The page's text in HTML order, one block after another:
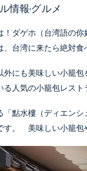
情報,グルメ
ダゲホ（台湾語の
台湾に来たら絶対
外にも美味しい小籠
る人気の小籠包レスト
「點水樓（ディエン
す。 美味しい小籠包